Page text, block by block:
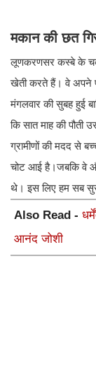
मकान की छत
लूणकरणसर कस्बे के चक
खेती करते हैं। वे अपने
मंगलवार की सुबह हुई
कि सात माह की
ग्रामीणों की मदद से
चोट आई है।जबकि वे
थे। इस लिए हम सब
Also Read -
आनंद जोशी